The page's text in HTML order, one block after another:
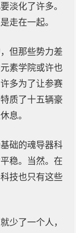
淡化了许多。
走在一起。
但那些势力差
素学院或许也
多为了让参赛
质了十五辆豪
息。
础的魂导器科
稳。当然。在
技也只有这些
少了一个人，